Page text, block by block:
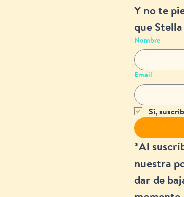
Y no te
que
Nombre
Email
Sí,
*Al
nuestra
dar de